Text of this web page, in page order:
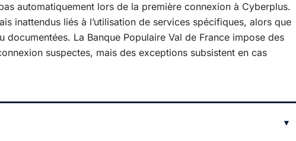
automatiquement lors de la première connexion à Cyberplus.
inattendus liés à l’utilisation de services spécifiques, alors que
documentées. La Banque Populaire Val de France impose des
suspectes, mais des exceptions subsistent en cas